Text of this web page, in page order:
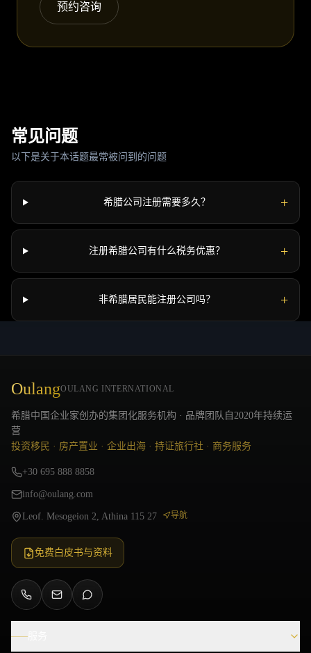
预约咨询
常见问题
以下是关于本话题最常被问到的问题
希腊公司注册需要多久？ +
注册希腊公司有什么税务优惠？ +
非希腊居民能注册公司吗？ +
OulangOULANG INTERNATIONAL
希腊中国企业家创办的集团化服务机构 · 品牌团队自2020年持续运
营
投资移民 · 房产置业 · 企业出海 · 持证旅行社 · 商务服务
+30 695 888 8858
info@oulang.com
Leof. Mesogeion 2, Athina 115 27 导航
免费白皮书与资料